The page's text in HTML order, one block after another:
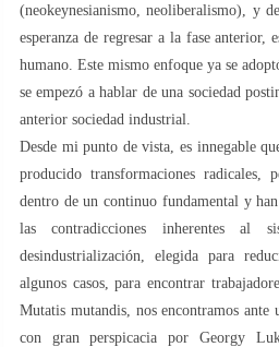
(neokeynesianismo, neoliberalismo), y
esperanza de regresar a la fase anterior,
humano. Este mismo enfoque ya se
se empezó a hablar de una sociedad
anterior sociedad industrial.
Desde mi punto de vista, es innegable
producido transformaciones radicales,
dentro de un continuo fundamental y
las contradicciones inherentes al
desindustrialización, elegida para
algunos casos, para encontrar
Mutatis mutandis, nos encontramos
con gran perspicacia por Georgy